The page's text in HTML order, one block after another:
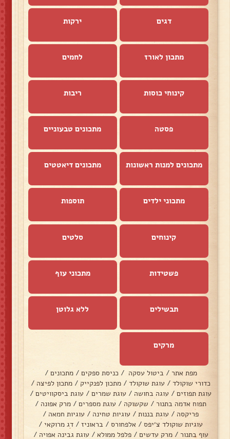
דגים ירקות
מתכון לאורז לחמים
קינוחי כוסות ריבות
פסטה מתכונים טבעוניים
מתכונים למנות ראשונות מתכונים דיאטטים
מתכוני ילדים תוספות
קינוחים סלטים
פשטידות מתכוני עוף
תבשילים ללא גלוטן
מרקים
מפת אתר / ביטול עסקה / כניסת ספקים / מתכונים /
כדורי שוקולד / עוגת שוקולד / מתכון לפנקייק / מתכון לפיצה /
עוגת תפוזים / עוגה בחושה / עוגת שמרים / עוגת ביסקוויטים /
תפוח אדמה בתנור / שקשוקה / עוגת מספרים / מרק אפונה /
פריקסה / עוגת בננות / עוגיות טחינה / עוגיות חמאה /
עוגיות שוקולד צ׳יפס / אלפחורס / בראוניז / דג מרוקאי /
עוף בתנור / מרק עדשים / פלפל ממולא / עוגת גבינה אפויה /